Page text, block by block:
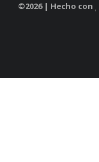
©2026 | Hecho con